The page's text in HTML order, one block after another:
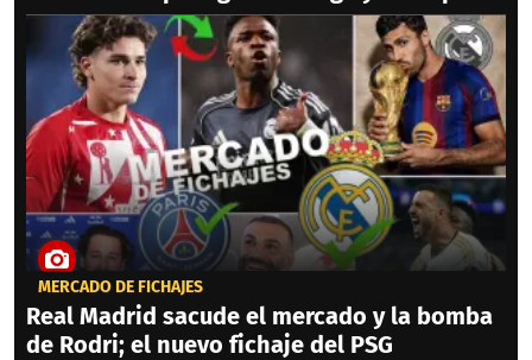
MERCADO DE FICHAJES
Real Madrid sacude el mercado y la bomba
de Rodri; el nuevo fichaje del PSG